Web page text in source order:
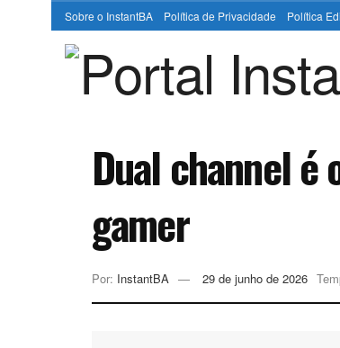
Sobre o InstantBA Política de Privacidade Política
Dual channel é
gamer
Por: InstantBA 29 de junho de 2026